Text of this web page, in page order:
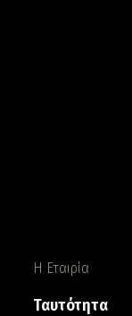
Η Εταιρία
Ταυτότητα